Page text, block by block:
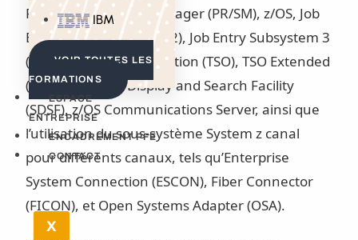
IBM
VOIR TOUTES LES
FORMATIONS
ESPACE
ENTREPRISE
ENCADREMENT PFE
CONTACT
X
Resource/Systems Manager (PR/SM), z/OS, Job
Entry Subsystem 2 (JES2), Job Entry Subsystem 3
(JES3), Time Sharing Option (TSO), TSO Extended
(TSO/E), System Display and Search Facility
(SDSF), z/OS Communications Server, ainsi que
l’utilisation du sous-système System z canal
pour différents canaux, tels qu’Enterprise
System Connection (ESCON), Fiber Connector
(FICON), et Open Systems Adapter (OSA).